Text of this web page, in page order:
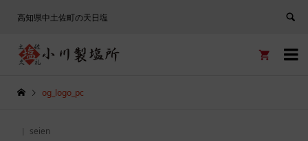
高知県中土佐町の天日塩


og_logo_pc
seien